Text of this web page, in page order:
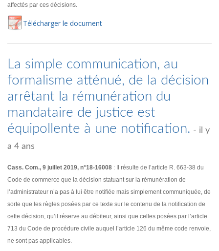
affectés par ces décisions.
Télécharger le document
La simple communication, au
formalisme atténué, de la décision
arrêtant la rémunération du
mandataire de justice est
équipollente à une notification. - il y
a 4 ans
Cass. Com., 9 juillet 2019, n°18-16008 : Il résulte de l’article R. 663-38 du
Code de commerce que la décision statuant sur la rémunération de
l’administrateur n’a pas à lui être notifiée mais simplement communiquée, de
sorte que les règles posées par ce texte sur le contenu de la notification de
cette décision, qu’il réserve au débiteur, ainsi que celles posées par l’article
713 du Code de procédure civile auquel l’article 126 du même code renvoie,
ne sont pas applicables.